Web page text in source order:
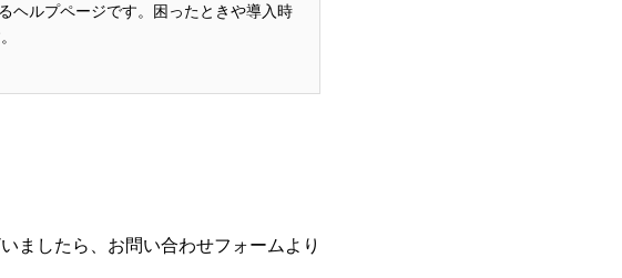
ヘルプページです。困ったときや導入時
ましたら、 お問い合わせフォーム より